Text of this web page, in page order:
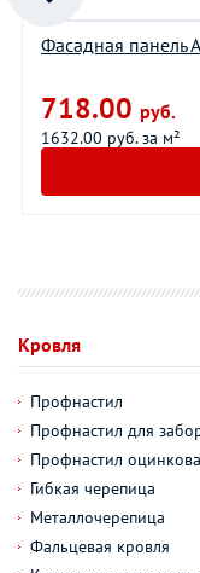
Фасадная панель
718.00 руб.
1632.00 руб. за м²
Кровля
Профнастил
Профнастил для
Профнастил
Гибкая черепица
Металлочерепица
Фальцевая кровля